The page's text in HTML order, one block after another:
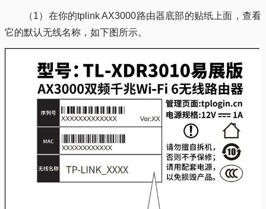
（1）在你的tplink AX3000路由器底部的贴纸上面，查看
它的默认无线名称，如下图所示。